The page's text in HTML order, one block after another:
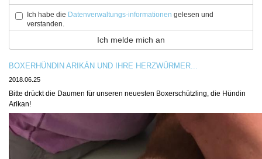
Ich habe die Datenverwaltungs-informationen gelesen und
verstanden.
BOXERHÜNDIN ARIKÁN UND IHRE HERZWÜRMER...
2018.06.25
Bitte drückt die Daumen für unseren neuesten Boxerschützling, die Hündin
Arikan!